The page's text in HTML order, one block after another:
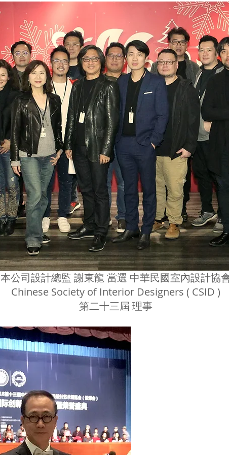
本公司設計總監 謝東龍 當選 中華民國室內設計協
Chinese Society of Interior Designers ( CSID )
第二十三屆 理事